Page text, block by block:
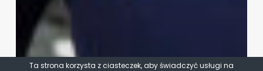
Ta strona korzysta z ciasteczek, aby świadczyć usługi na